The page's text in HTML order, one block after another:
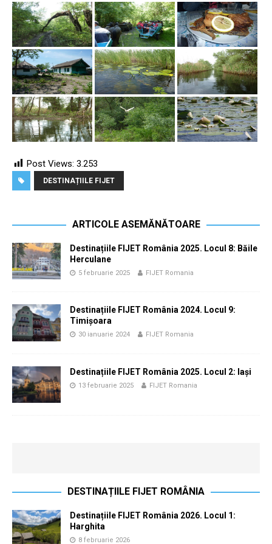
Post Views: 3.253
DESTINAȚIILE FIJET
ARTICOLE ASEMĂNĂTOARE
Destinațiile FIJET România 2025. Locul 8: Băile
Herculane
5 februarie 2025 FIJET Romania
Destinațiile FIJET România 2024. Locul 9:
Timișoara
30 ianuarie 2024 FIJET Romania
Destinațiile FIJET România 2025. Locul 2: Iași
13 februarie 2025 FIJET Romania
DESTINAȚIILE FIJET ROMÂNIA
Destinațiile FIJET România 2026. Locul 1:
Harghita
8 februarie 2026